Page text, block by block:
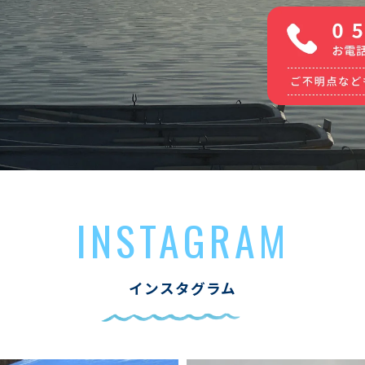
INSTAGRAM
インスタグラム